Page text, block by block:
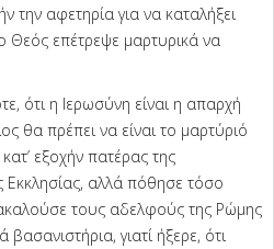
την αφετηρία για να καταλήξει
επέτρεψε μαρτυρικά να
ότι η Ιερωσύνη είναι η απαρχή
θα πρέπει να είναι το μαρτύριό
εξοχήν πατέρας της
Εκκλησίας, αλλά πόθησε τόσο
τους αδελφούς της Ρώμης
γιατί ήξερε, ότι